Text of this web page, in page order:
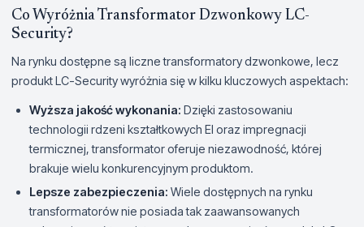
Co Wyróżnia Transformator Dzwonkowy LC-
Security?
Na rynku dostępne są liczne transformatory dzwonkowe, lecz
produkt LC-Security wyróżnia się w kilku kluczowych aspektach:
Wyższa jakość wykonania: Dzięki zastosowaniu
technologii rdzeni kształtkowych EI oraz impregnacji
termicznej, transformator oferuje niezawodność, której
brakuje wielu konkurencyjnym produktom.
Lepsze zabezpieczenia: Wiele dostępnych na rynku
transformatorów nie posiada tak zaawansowanych